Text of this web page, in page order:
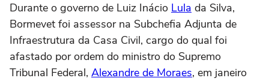
Durante o governo de Luiz Inácio Lula da Silva,
Bormevet foi assessor na Subchefia Adjunta de
Infraestrutura da Casa Civil, cargo do qual foi
afastado por ordem do ministro do Supremo
Tribunal Federal, Alexandre de Moraes, em janeiro